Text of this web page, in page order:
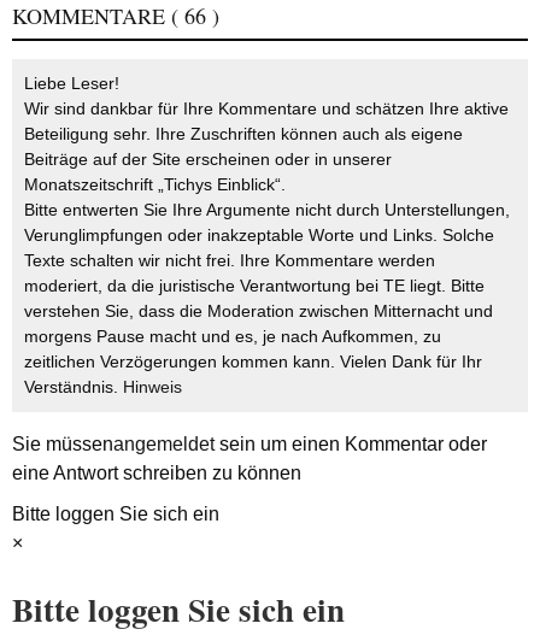
KOMMENTARE ( 66 )
Liebe Leser!
Wir sind dankbar für Ihre Kommentare und schätzen Ihre aktive
Beteiligung sehr. Ihre Zuschriften können auch als eigene
Beiträge auf der Site erscheinen oder in unserer
Monatszeitschrift „Tichys Einblick“.
Bitte entwerten Sie Ihre Argumente nicht durch Unterstellungen,
Verunglimpfungen oder inakzeptable Worte und Links. Solche
Texte schalten wir nicht frei. Ihre Kommentare werden
moderiert, da die juristische Verantwortung bei TE liegt. Bitte
verstehen Sie, dass die Moderation zwischen Mitternacht und
morgens Pause macht und es, je nach Aufkommen, zu
zeitlichen Verzögerungen kommen kann. Vielen Dank für Ihr
Verständnis. Hinweis
Sie müssenangemeldetsein um einen Kommentar oder
eine Antwort schreiben zu können
Bitte loggen Sie sich ein
×
Bitte loggen Sie sich ein